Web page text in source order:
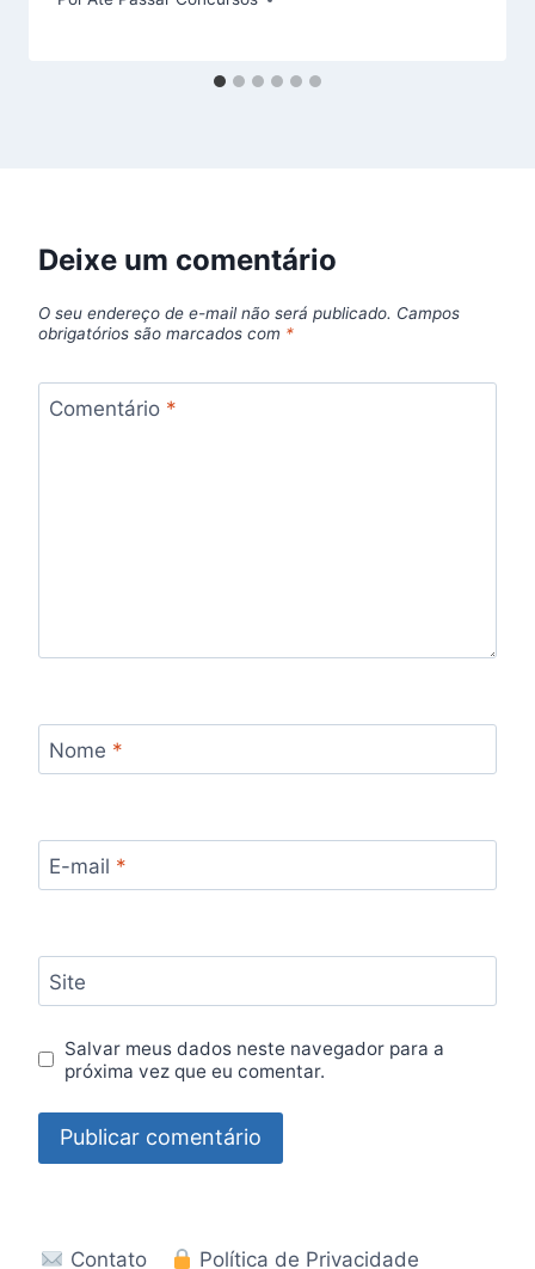
Deixe um comentário
O seu endereço de e-mail não será publicado. Campos
obrigatórios são marcados com *
Comentário *
Nome *
E-mail *
Site
Salvar meus dados neste navegador para a
próxima vez que eu comentar.
Contato Política de Privacidade